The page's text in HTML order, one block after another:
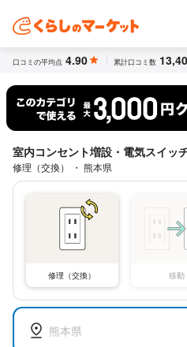
口コミの平均点 4.90 累計口コミ数
室内コンセント増設・電気スイッ
修理（交換） ・ 熊本県
修理（交換） 移動
熊本県